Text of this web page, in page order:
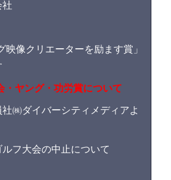
映像クリエーターを励ます賞」
ヤング・功労賞について
社㈱ダイバーシティメディアよ
フ大会の中止について